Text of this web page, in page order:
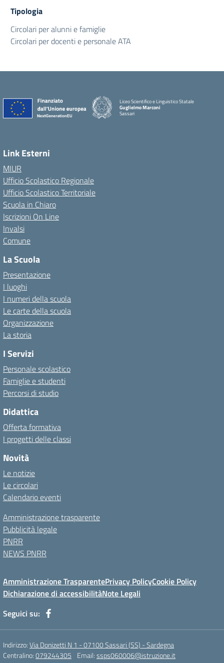
Tipologia
Circolari per alunni e famiglie
Circolari per docenti e personale ATA
Liceo Scientifico e Linguistico Statale
Guglielmo Marconi
Sassari
Link Esterni
MIUR
Ufficio Scolastico Regionale
Ufficio Scolastico Territoriale
Scuola in Chiaro
Iscrizioni On Line
Invalsi
Comune
La Scuola
Presentazione
I luoghi
I numeri della scuola
Le carte della scuola
Organizzazione
La storia
I Servizi
Personale scolastico
Famiglie e studenti
Percorsi di studio
Didattica
Offerta formativa
I progetti delle classi
Novità
Le notizie
Le circolari
Calendario eventi
Amministrazione trasparente
Pubblicità legale
PNRR
NEWS PNRR
Amministrazione TrasparentePrivacy PolicyCookie Policy
Dichiarazione di accessibilitàNote Legali
Seguici su:
Indirizzo:Via Donizetti N 1 - 07100 Sassari (SS) - Sardegna
Centralino:079244305 Email:ssps060006@istruzione.it